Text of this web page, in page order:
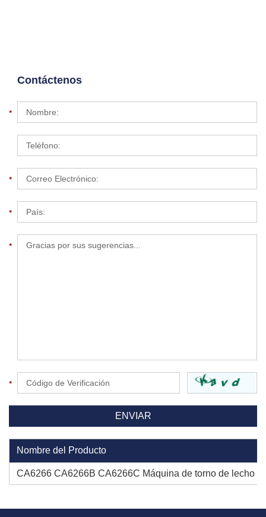
Contáctenos
Nombre del Producto
CA6266 CA6266B CA6266C Máquina de torno de lecho